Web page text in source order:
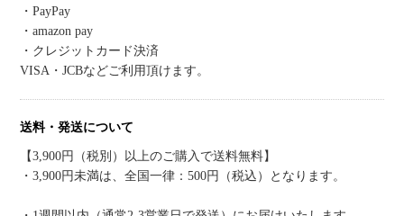
・PayPay
・amazon pay
・クレジットカード決済
VISA・JCBなどご利用頂けます。
送料・発送について
【3,900円（税別）以上のご購入で送料無料】
・3,900円未満は、全国一律：500円（税込）となります。